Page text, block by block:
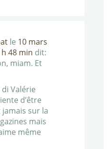
le 10 mars
48 min dit:
miam. Et
di Valérie
d’être
jamais sur la
mais
même